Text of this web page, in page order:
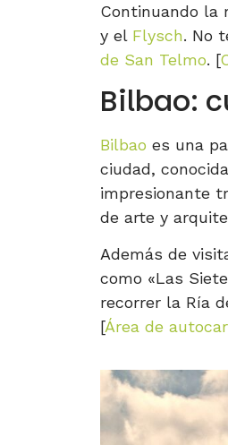
Continuando la
y el Flysch. No
de San Telmo. [
Bilbao:
Bilbao es una
ciudad,
impresionante
de arte y
Además de
como «Las
recorrer la Ría
[Área de